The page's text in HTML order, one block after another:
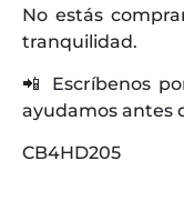
No estás
tranquilidad.
📲 Escríbenos
ayudamos antes
CB4HD205